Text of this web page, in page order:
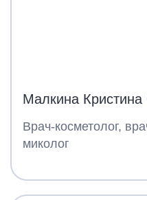
Малкина Кристина
Врач-косметолог,
миколог